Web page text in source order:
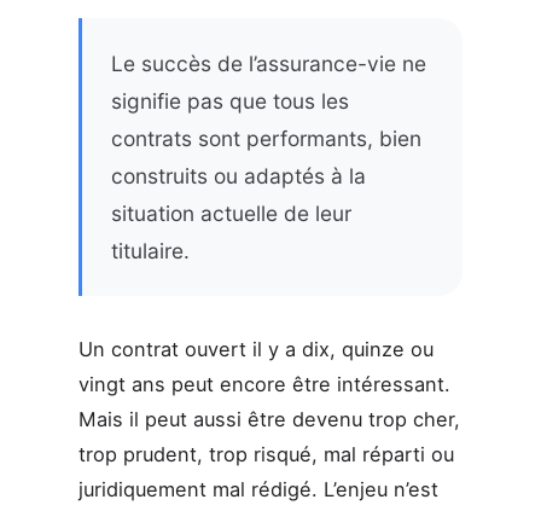
Le succès de l’assurance-vie ne
signifie pas que tous les
contrats sont performants, bien
construits ou adaptés à la
situation actuelle de leur
titulaire.
Un contrat ouvert il y a dix, quinze ou
vingt ans peut encore être intéressant.
Mais il peut aussi être devenu trop cher,
trop prudent, trop risqué, mal réparti ou
juridiquement mal rédigé. L’enjeu n’est